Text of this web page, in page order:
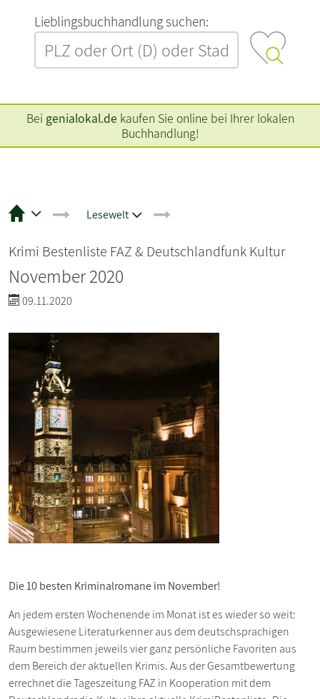
L‍i‍e‍b‍l‍i‍n‍g‍s‍b‍u‍c‍h‍h‍a‍n‍d‍l‍u‍n‍g‍ ‍s‍u‍c‍h‍e‍n‍:‍
Bei genialokal.de kaufen Sie online bei Ihrer lokalen
Buchhandlung!
Lesewelt
Krimi Bestenliste FAZ & Deutschlandfunk Kultur
November 2020
09.11.2020
Die 10 besten Kriminalromane im November!
An jedem ersten Wochenende im Monat ist es wieder so weit:
Ausgewiesene Literaturkenner aus dem deutschsprachigen
Raum bestimmen jeweils vier ganz persönliche Favoriten aus
dem Bereich der aktuellen Krimis. Aus der Gesamtbewertung
errechnet die Tageszeitung FAZ in Kooperation mit dem